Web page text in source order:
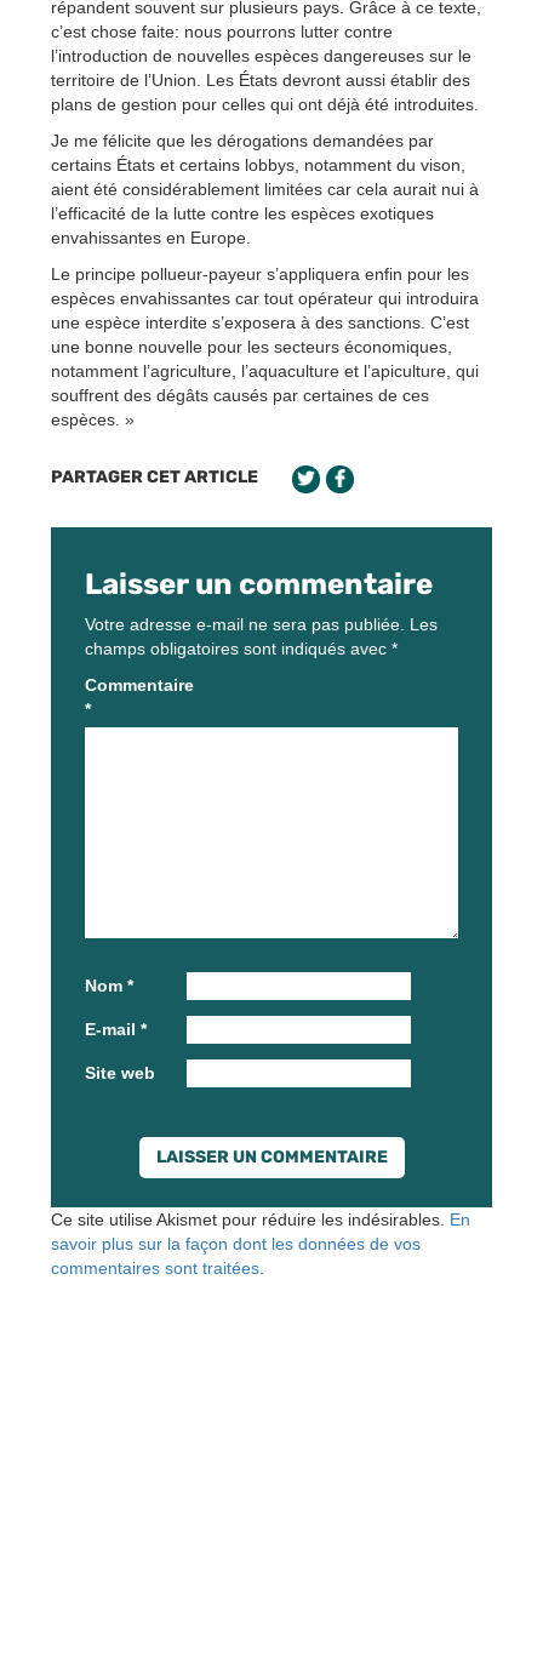
répandent souvent sur plusieurs pays. Grâce à ce texte,
c’est chose faite: nous pourrons lutter contre
l’introduction de nouvelles espèces dangereuses sur le
territoire de l’Union. Les États devront aussi établir des
plans de gestion pour celles qui ont déjà été introduites.
Je me félicite que les dérogations demandées par
certains États et certains lobbys, notamment du vison,
aient été considérablement limitées car cela aurait nui à
l’efficacité de la lutte contre les espèces exotiques
envahissantes en Europe.
Le principe pollueur-payeur s’appliquera enfin pour les
espèces envahissantes car tout opérateur qui introduira
une espèce interdite s’exposera à des sanctions. C’est
une bonne nouvelle pour les secteurs économiques,
notamment l’agriculture, l’aquaculture et l’apiculture, qui
souffrent des dégâts causés par certaines de ces
espèces. »
PARTAGER CET ARTICLE
Laisser un commentaire
Votre adresse e-mail ne sera pas publiée. Les
champs obligatoires sont indiqués avec *
Commentaire
*
Nom *
E-mail *
Site web
Ce site utilise Akismet pour réduire les indésirables. En
savoir plus sur la façon dont les données de vos
commentaires sont traitées